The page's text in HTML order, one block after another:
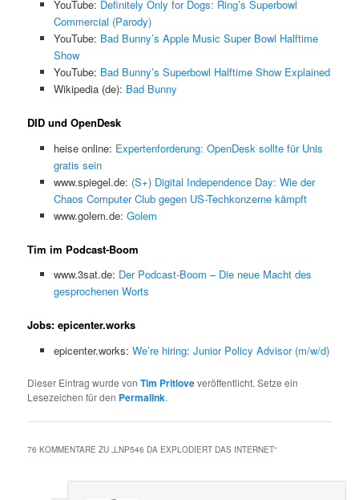
YouTube: Definitely Only for Dogs: Ring’s Superbowl
Commercial (Parody)
YouTube: Bad Bunny’s Apple Music Super Bowl Halftime
Show
YouTube: Bad Bunny’s Superbowl Halftime Show Explained
Wikipedia (de): Bad Bunny
DID und OpenDesk
heise online: Expertenforderung: OpenDesk sollte für Unis
gratis sein
www.spiegel.de: (S+) Digital Independence Day: Wie der
Chaos Computer Club gegen US-Techkonzerne kämpft
www.golem.de: Golem
Tim im Podcast-Boom
www.3sat.de: Der Podcast-Boom – Die neue Macht des
gesprochenen Worts
Jobs: epicenter.works
epicenter.works: We’re hiring: Junior Policy Advisor (m/w/d)
Dieser Eintrag wurde vonTim Pritloveveröffentlicht. Setze ein
Lesezeichen für den Permalink.
76 KOMMENTARE ZU „LNP546 DA EXPLODIERT DAS INTERNET“